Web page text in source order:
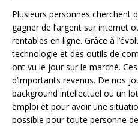
Plusieurs personnes cherchent
gagner de l’argent sur internet
rentables en ligne. Grâce à
technologie et des outils de
ont vu le jour sur le marché.
d’importants revenus. De nos
background intellectuel ou un
emploi et pour avoir une
possible pour toute personne